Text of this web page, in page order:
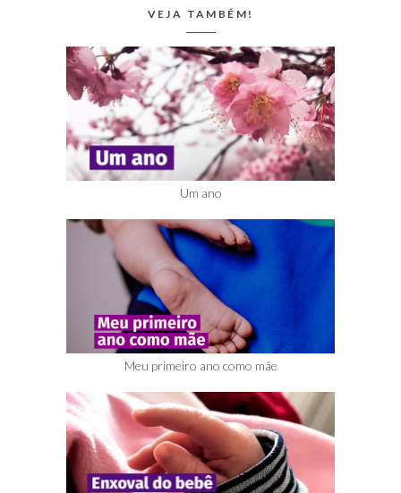
VEJA TAMBÉM!
Um ano
Meu primeiro ano como mãe